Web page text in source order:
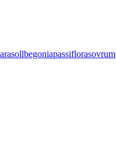
passiflorasovrum